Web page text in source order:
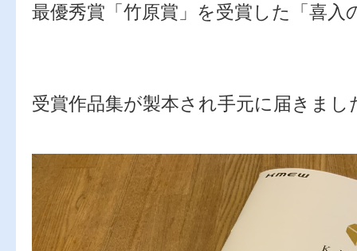
最優秀賞「竹原賞」を受賞した「喜入
受賞作品集が製本され手元に届きまし